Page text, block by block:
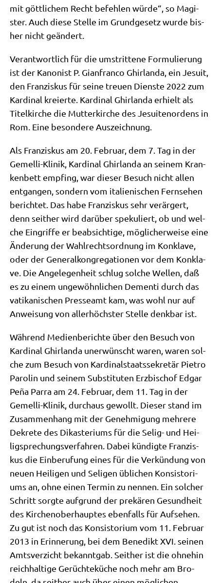
mit gött­li­chem Recht befeh­len wür­de“, so Magi­
ster. Auch die­se Stel­le im Grund­ge­setz wur­de bis­
her nicht geändert.
Ver­ant­wort­lich für die umstrit­te­ne For­mu­lie­rung
ist der Kano­nist P. Gian­fran­co Ghir­lan­da, ein Jesu­it,
den Fran­zis­kus für sei­ne treu­en Dien­ste 2022 zum
Kar­di­nal kre­ierte. Kar­di­nal Ghir­lan­da erhielt als
Titel­kir­che die Mut­ter­kir­che des Jesui­ten­or­dens in
Rom. Eine beson­de­re Auszeichnung.
Als Fran­zis­kus am 20. Febru­ar, dem 7. Tag in der
Gemel­li-Kli­nik, Kar­di­nal Ghir­lan­da an sei­nem Kran­
ken­bett emp­fing, war die­ser Besuch nicht allen
ent­gan­gen, son­dern vom ita­lie­ni­schen Fern­se­hen
berich­tet. Das habe Fran­zis­kus sehr ver­är­gert,
denn seit­her wird dar­über spe­ku­liert, ob und wel­
che Ein­grif­fe er beab­sich­ti­ge, mög­li­cher­wei­se eine
Ände­rung der Wahl­rechts­ord­nung im Kon­kla­ve,
oder der Gene­ral­kon­gre­ga­tio­nen vor dem Kon­kla­
ve. Die Ange­le­gen­heit schlug sol­che Wel­len, daß
es zu einem unge­wöhn­li­chen Demen­ti durch das
vati­ka­ni­schen Pres­se­amt kam, was wohl nur auf
Anwei­sung von aller­höch­ster Stel­le denk­bar ist.
Wäh­rend Medi­en­be­rich­te über den Besuch von
Kar­di­nal Ghir­lan­da uner­wünscht waren, waren sol­
che zum Besuch von Kar­di­nal­staats­se­kre­tär Pie­tro
Paro­lin und sei­nem Sub­sti­tu­ten Erz­bi­schof Edgar
Peña Par­ra am 24. Febru­ar, dem 11. Tag in der
Gemel­li-Kli­nik, durch­aus gewollt. Die­ser stand im
Zusam­men­hang mit der Geneh­mi­gung meh­re­re
Dekre­te des Dik­aste­ri­ums für die Selig- und Hei­
lig­spre­chungs­ver­fah­ren. Dabei kün­dig­te Fran­zis­
kus die Ein­be­ru­fung eines für die Ver­kün­dung von
neu­en Hei­li­gen und Seli­gen übli­chen Kon­si­sto­ri­
ums an, ohne einen Ter­min zu nen­nen. Ein sol­cher
Schritt sorg­te auf­grund der pre­kä­ren Gesund­heit
des Kir­chen­ober­haup­tes eben­falls für Auf­se­hen.
Zu gut ist noch das Kon­si­sto­ri­um vom 11. Febru­ar
2013 in Erin­ne­rung, bei dem Bene­dikt XVI. sei­nen
Amts­ver­zicht bekannt­gab. Seit­her ist die ohne­hin
reich­hal­ti­ge Gerüch­te­kü­che noch mehr am Bro­